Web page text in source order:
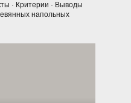
· Критерии · Выводы
напольных